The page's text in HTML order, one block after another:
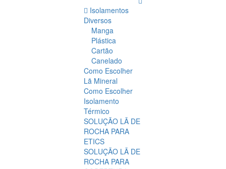
Isolamentos
Diversos
Manga
Plástica
Cartão
Canelado
Como Escolher
Lã Mineral
Como Escolher
Isolamento
Térmico
SOLUÇÃO LÃ DE
ROCHA PARA
ETICS
SOLUÇÃO LÃ DE
ROCHA PARA